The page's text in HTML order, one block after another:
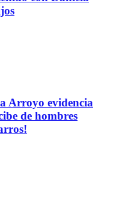
Arroyo evidencia
de hombres